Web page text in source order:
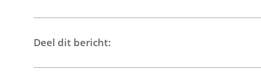
Deel dit bericht: